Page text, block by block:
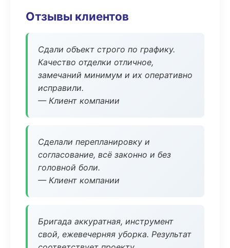
Отзывы клиентов
Сдали объект строго по графику.
Качество отделки отличное,
замечаний минимум и их оперативно
исправили.
— Клиент компании
Сделали перепланировку и
согласование, всё законно и без
головной боли.
— Клиент компании
Бригада аккуратная, инструмент
свой, ежевечерняя уборка. Результат